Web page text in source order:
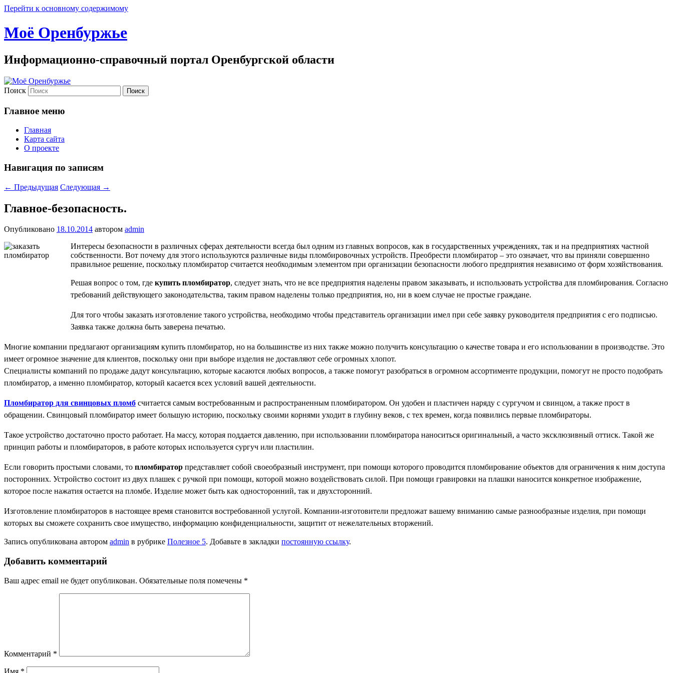
Перейти к основному содержимому
Моё Оренбуржье
Информационно-справочный портал Оренбургской области
Поиск
Главное меню
Главная
Карта сайта
О проекте
Навигация по записям
← Предыдущая Следующая →
Главное-безопасность.
Опубликовано 18.10.2014 автором admin
Интересы безопасности в различных сферах деятельности всегда был одним из главных вопросов, как в государственных учреждениях, так и на предприятиях частной
собственности. Вот почему для этого используются различные виды пломбировочных устройств. Преобрести пломбиратор – это означает, что вы приняли совершенно
правильное решение, поскольку пломбиратор считается необходимым элементом при организации безопасности любого предприятия независимо от форм хозяйствования.
Решая вопрос о том, где купить пломбиратор, следует знать, что не все предприятия наделены правом заказывать, и использовать устройства для пломбирования. Согласно
требований действующего законодательства, таким правом наделены только предприятия, но, ни в коем случае не простые граждане.
Для того чтобы заказать изготовление такого устройства, необходимо чтобы представитель организации имел при себе заявку руководителя предприятия с его подписью.
Заявка также должна быть заверена печатью.
Многие компании предлагают организациям купить пломбиратор, но на большинстве из них также можно получить консультацию о качестве товара и его использовании в производстве. Это
имеет огромное значение для клиентов, поскольку они при выборе изделия не доставляют себе огромных хлопот.
Специалисты компаний по продаже дадут консультацию, которые касаются любых вопросов, а также помогут разобраться в огромном ассортименте продукции, помогут не просто подобрать
пломбиратор, а именно пломбиратор, который касается всех условий вашей деятельности.
Пломбиратор для свинцовых пломб считается самым востребованным и распространенным пломбиратором. Он удобен и пластичен наряду с сургучом и свинцом, а также прост в
обращении. Свинцовый пломбиратор имеет большую историю, поскольку своими корнями уходит в глубину веков, с тех времен, когда появились первые пломбираторы.
Такое устройство достаточно просто работает. На массу, которая поддается давлению, при использовании пломбиратора наноситься оригинальный, а часто эксклюзивный оттиск. Такой же
принцип работы и пломбираторов, в работе которых используется сургуч или пластилин.
Если говорить простыми словами, то пломбиратор представляет собой своеобразный инструмент, при помощи которого проводится пломбирование объектов для ограничения к ним доступа
посторонних. Устройство состоит из двух плашек с ручкой при помощи, которой можно воздействовать силой. При помощи гравировки на плашки наносится конкретное изображение,
которое после нажатия остается на пломбе. Изделие может быть как односторонний, так и двухсторонний.
Изготовление пломбираторов в настоящее время становится востребованной услугой. Компании-изготовители предложат вашему вниманию самые разнообразные изделия, при помощи
которых вы сможете сохранить свое имущество, информацию конфиденциальности, защитит от нежелательных вторжений.
Запись опубликована автором admin в рубрике Полезное 5. Добавьте в закладки постоянную ссылку.
Добавить комментарий
Ваш адрес email не будет опубликован. Обязательные поля помечены *
Комментарий *
Имя *